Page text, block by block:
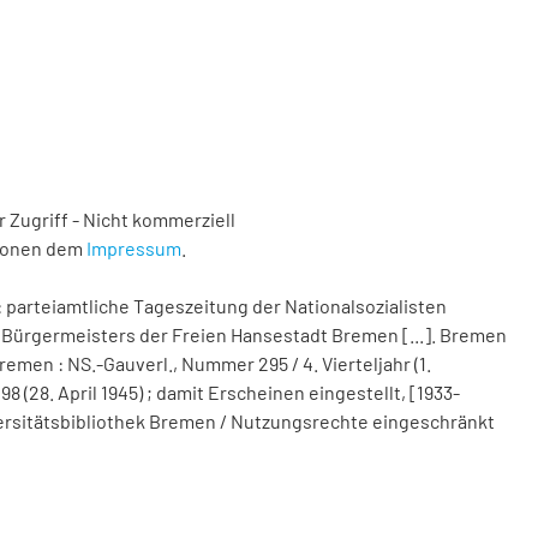
Zugriff - Nicht kommerziell
dem Impressum
Tageszeitung der Nationalsozialisten
der Freien Hansestadt Bremen [...]. Bremen
: NS.-Gauverl., Nummer 295 / 4. Vierteljahr (1.
(28. April 1945) ; damit Erscheinen eingestellt, [1933-
Bremen / Nutzungsrechte eingeschränkt